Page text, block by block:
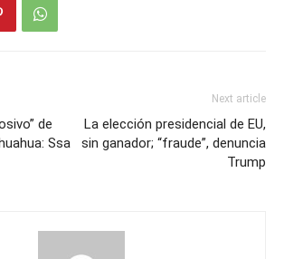
de
Ssa
Next article
La elección presidencial de EU,
sin ganador; “fraude”, denuncia
Trump